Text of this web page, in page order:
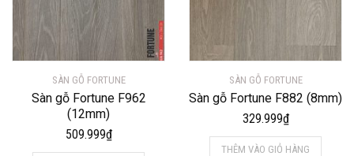
SÀN GỖ FORTUNE
Sàn gỗ Fortune F962
(12mm)
509.999₫
SÀN GỖ FORTUNE
Sàn gỗ Fortune F882 (8mm)
329.999₫
THÊM VÀO GIỎ HÀNG